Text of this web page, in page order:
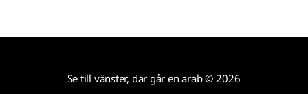
Se till vänster, där går en arab© 2026